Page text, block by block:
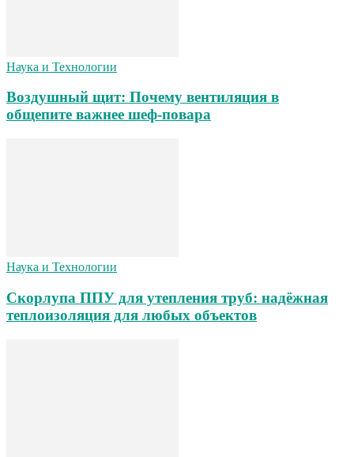
Наука и Технологии
Воздушный щит: Почему вентиляция в
общепите важнее шеф-повара
Наука и Технологии
Скорлупа ППУ для утепления труб: надёжная
теплоизоляция для любых объектов